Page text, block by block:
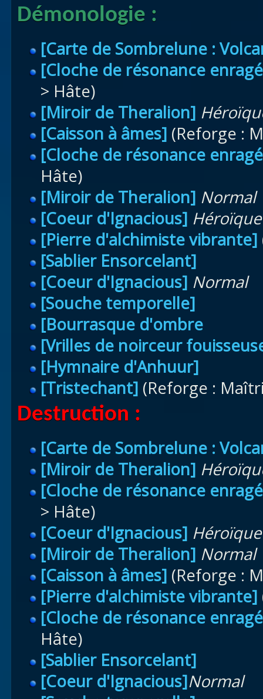
Démonologie :
[Carte de Sombrelune :
[Cloche de résonance
> Hâte)
[Miroir de Theralion]
[Caisson à âmes] (Reforge :
[Cloche de résonance
Hâte)
[Miroir de Theralion] Normal
[Coeur d'Ignacious] Héroïque
[Pierre d'alchimiste vibrante]
[Sablier Ensorcelant]
[Coeur d'Ignacious] Normal
[Souche temporelle]
[Bourrasque d'ombre
[Vrilles de noirceur
[Hymnaire d'Anhuur]
[Tristechant] (Reforge :
Destruction :
[Carte de Sombrelune :
[Miroir de Theralion]
[Cloche de résonance
> Hâte)
[Coeur d'Ignacious] Héroïque
[Miroir de Theralion] Normal
[Caisson à âmes] (Reforge :
[Pierre d'alchimiste vibrante]
[Cloche de résonance
Hâte)
[Sablier Ensorcelant]
[Coeur d'Ignacious]Normal